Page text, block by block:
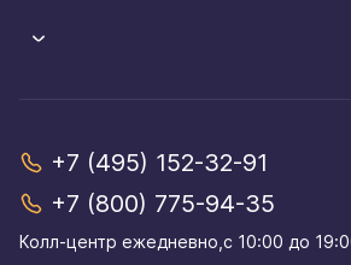
+7 (495) 152-32-91
+7 (800) 775-94-35
Колл-центр eжедневно,с 10:00 до